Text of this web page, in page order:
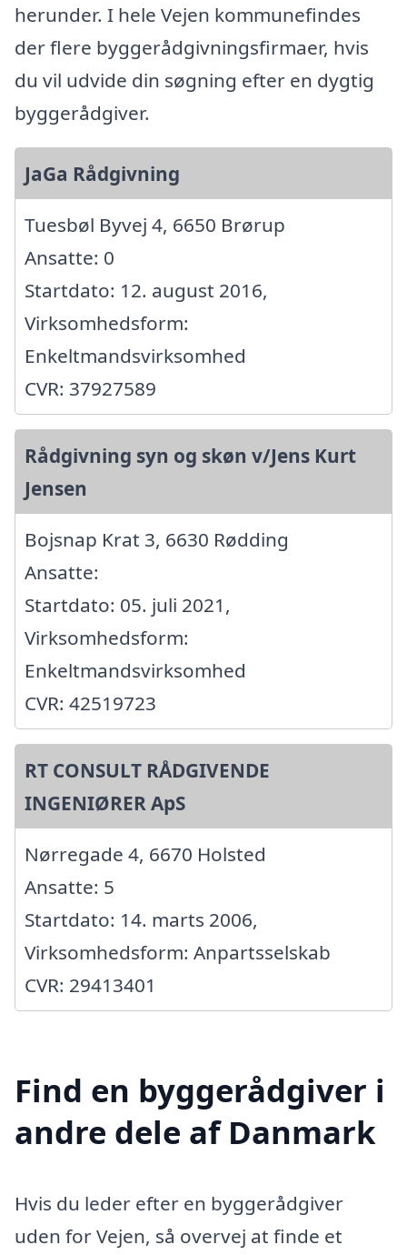
herunder. I hele Vejen kommunefindes
der flere byggerådgivningsfirmaer, hvis
du vil udvide din søgning efter en dygtig
byggerådgiver.
JaGa Rådgivning
Tuesbøl Byvej 4, 6650 Brørup
Ansatte: 0
Startdato: 12. august 2016,
Virksomhedsform:
Enkeltmandsvirksomhed
CVR: 37927589
Rådgivning syn og skøn v/Jens Kurt
Jensen
Bojsnap Krat 3, 6630 Rødding
Ansatte:
Startdato: 05. juli 2021,
Virksomhedsform:
Enkeltmandsvirksomhed
CVR: 42519723
RT CONSULT RÅDGIVENDE
INGENIØRER ApS
Nørregade 4, 6670 Holsted
Ansatte: 5
Startdato: 14. marts 2006,
Virksomhedsform: Anpartsselskab
CVR: 29413401
Find en byggerådgiver i
andre dele af Danmark
Hvis du leder efter en byggerådgiver
uden for Vejen, så overvej at finde et